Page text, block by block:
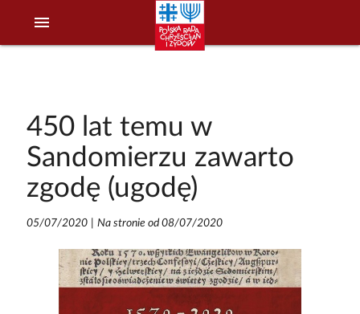
menu
450 lat temu w
Sandomierzu zawarto
zgodę (ugodę)
05/07/2020| Na stronie od 08/07/2020